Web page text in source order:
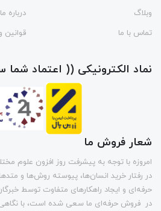
وبلاگ
درباره ما
تماس با ما
قوانین
نماد الکترونیکی (( اعتماد
شعار فروش ما
امروزه با توجه به پیشرفت روز افزون علوم
در رفتار خرید انسان‌ها، پیوسته روش‌ها و
حرفه‌ای و ایجاد راهکارهای متفاوت توسط
در فروش حرفه‌ای ما سعی شده است، با نگاهی